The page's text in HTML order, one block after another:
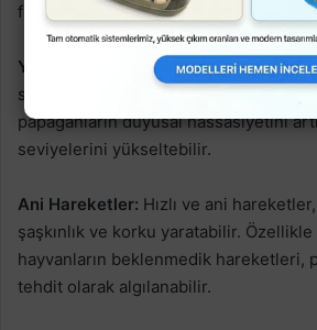
faktörlerin sultan papağanları
Yüksek Ses Seviyeleri:Şiddetli veya
seviyeleri, papağanlar için rahatsız
papağanların duyusal hassasiyetini
seviyelerini yükseltebilir.
Ani Hareketler: Hızlı ve ani
şaşkınlık ve korku yaratabilir.
hayvanların beklenmedik hareketleri,
tehdit olarak algılanabilir.